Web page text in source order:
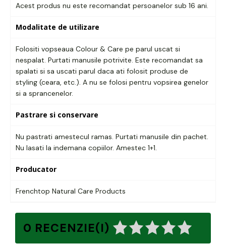
Acest produs nu este recomandat persoanelor sub 16 ani.
Modalitate de utilizare
Folositi vopseaua Colour & Care pe parul uscat si
nespalat. Purtati manusile potrivite. Este recomandat sa
spalati si sa uscati parul daca ati folosit produse de
styling (ceara, etc.). A nu se folosi pentru vopsirea genelor
si a sprancenelor.
Pastrare si conservare
Nu pastrati amestecul ramas. Purtati manusile din pachet.
Nu lasati la indemana copiilor. Amestec 1+1.
Producator
Frenchtop Natural Care Products
0 RECENZIE(I)